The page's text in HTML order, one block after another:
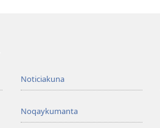
Noticiakuna
Noqaykumanta